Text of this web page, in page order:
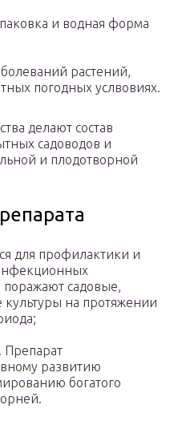
и водная форма
растений,
погодных услвовиях.
делают состав
садоводов и
и плодотворной
для профилактики и
садовые,
на протяжении
Препарат
развитию
богатого